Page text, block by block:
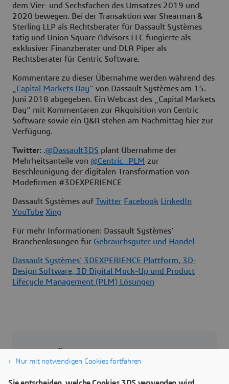
dem Vier- und Sechsfachen des Umsatzes 2019 und
2020 bewegen. Bei der Transaktion war Shearman &
Sterling LLP als Rechtsberater für Dassault Systèmes
tätig und Union Square Advisors LLC fungierte als
exklusiver Finanzberater und DLA Piper als
Rechtsberater für Centric Software.
Kommentare zu dieser Übernahme werden während des
Capital Markets Day“ von Dassault Systèmes am 15.
Juni 2018 abgegeben. Ein Webcast des „Capital Markets
Day“ mit Kommentaren zur Akquisition von Centric
Software sowie ein Q&A stehen am Nachmittag hier zur
Verfügung.
Twitter: .@Dassault3DS plant Übernahme der
Mehrheitsanteile von @Centric_PLM zur
Beschleunigung der digitalen Transformation von
Modefirmen #3DEXPERIENCE
Dassault Systèmes auf Twitter Facebook
LinkedIn
YouTube Xing
Für mehr Informationen: Dassault Systèmes’
Branchenlösungen für Gebrauchsgüter und Handel
Dassault Systèmes’ 3DEXPERIENCE Plattform, 3D-
Design Software, 3D Digital Mock-Up und Product
Lifecycle Management (PLM) Lösungen
Nur mit notwendigen Cookies fortfahren